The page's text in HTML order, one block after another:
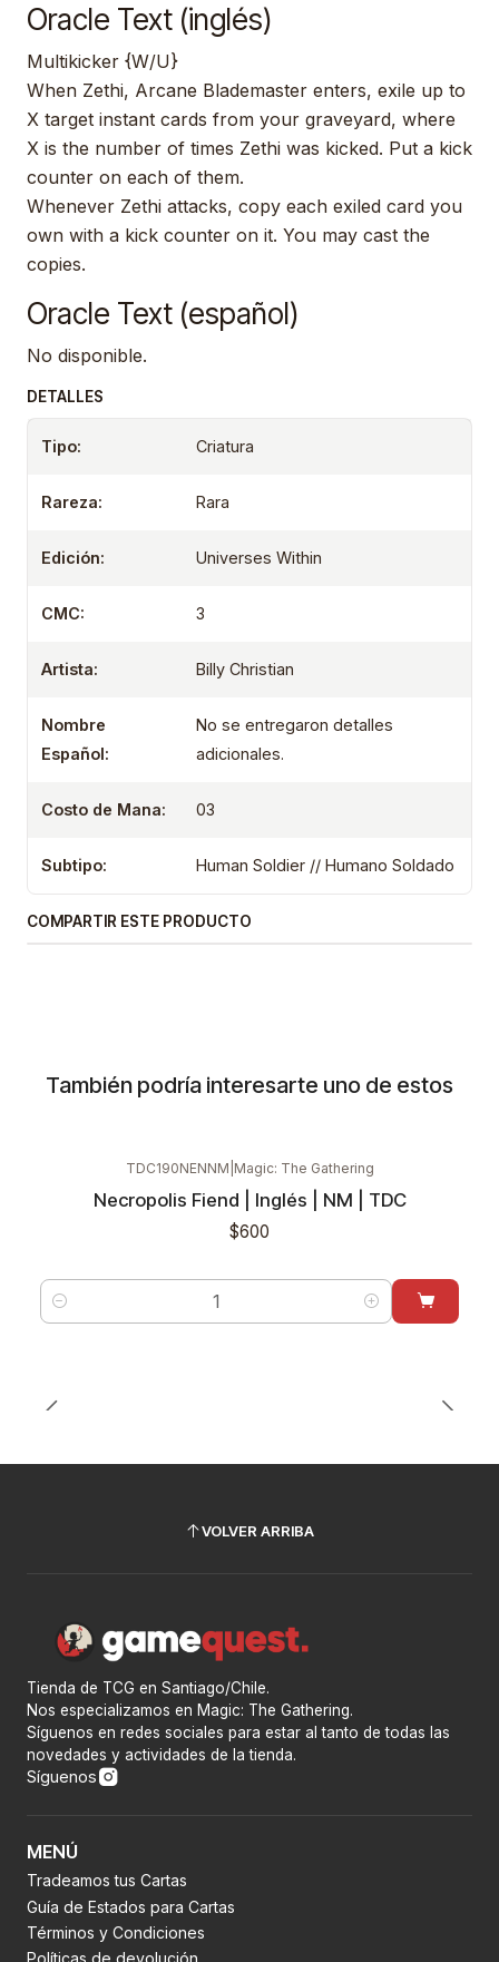
Oracle Text (inglés)
Multikicker {W/U}
When Zethi, Arcane Blademaster enters, exile up to
X target instant cards from your graveyard, where
X is the number of times Zethi was kicked. Put a kick
counter on each of them.
Whenever Zethi attacks, copy each exiled card you
own with a kick counter on it. You may cast the
copies.
Oracle Text (español)
No disponible.
DETALLES
Tipo: Criatura
Rareza: Rara
Edición: Universes Within
CMC: 3
Artista: Billy Christian
Nombre
Español:
No se entregaron detalles
adicionales.
Costo de Mana: 03
Subtipo: Human Soldier // Humano Soldado
COMPARTIR ESTE PRODUCTO
También podría interesarte uno de estos
TDC190NENNM Magic: The Gathering
Necropolis Fiend | Inglés | NM | TDC
$600
Cantidad
VOLVER ARRIBA
Tienda de TCG en Santiago/Chile.
Nos especializamos en Magic: The Gathering.
Síguenos en redes sociales para estar al tanto de todas las
novedades y actividades de la tienda.
Síguenos
MENÚ
Tradeamos tus Cartas
Guía de Estados para Cartas
Términos y Condiciones